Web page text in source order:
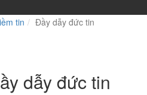
tin Đầy dẫy đức tin
dẫy đức tin